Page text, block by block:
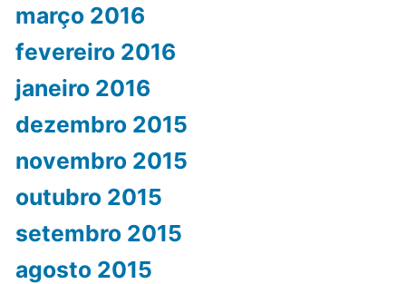
março 2016
fevereiro 2016
janeiro 2016
dezembro 2015
novembro 2015
outubro 2015
setembro 2015
agosto 2015